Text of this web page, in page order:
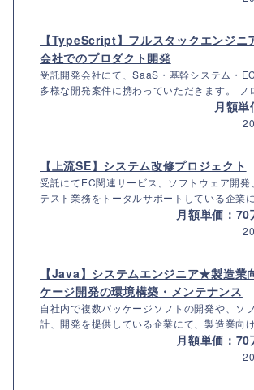
【TypeScript】フルスタックエンジ
会社でのプロダクト開発
受託開発会社にて、SaaS・基幹システム・
多様な開発案件に携わっていただきます。 フ
月額
【上流SE】システム改修プロジェクト
受託にてEC関連サービス、ソフトウェア開発
テスト業務をトータルサポートしている企業
月額単価：
【Java】システムエンジニア★製造業
ケージ開発の環境構築・メンテナンス
自社内で複数パッケージソフトの開発や、ソ
計、開発を提供している企業にて、製造業向
月額単価：